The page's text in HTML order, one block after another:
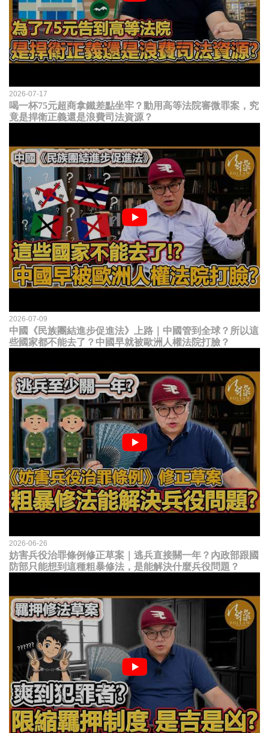
2026-07-17
喝一杯75元超商拿鐵差點坐牢？動用高等法院審微罪案，究
竟是捍衛正義還是浪費司法資源？
2026-07-09
中國《民族團結進步促進法》上路｜中國管到全球？所以這
些國家都不能去了？中國早就被歐洲人權法院打臉？
2026-06-26
妨害兵役治罪條例修正草案｜逃兵直接關一年？內政部跟國
防部只能想到這種粗暴修法，是能解決什麼兵役問題？